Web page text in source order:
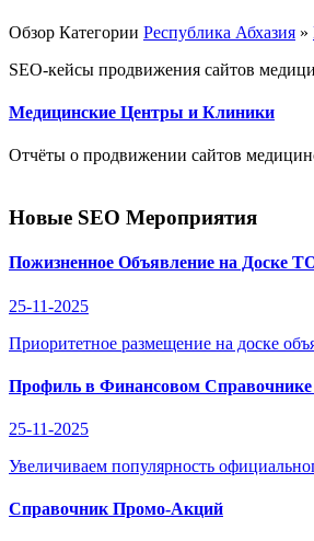
Обзор Категории Республика Абхазия »
SEO-кейсы продвижения сайтов
Медицинские Центры и Клиники
Отчёты о продвижении сайтов
Новые SEO Мероприятия
Пожизненное Объявление на Доске
25-11-2025
Приоритетное размещение на доске
Профиль в Финансовом
25-11-2025
Увеличиваем популярность
Справочник Промо-Акций